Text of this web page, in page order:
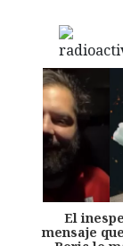
El
mensaje